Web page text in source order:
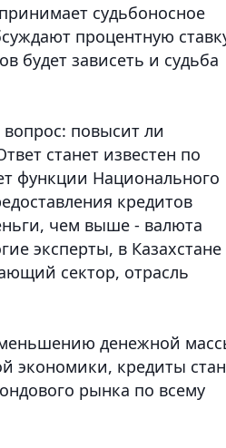
судьбоносное
процентную
будет зависеть и судьба
повысит ли
станет известен по
функции Национального
кредитов
чем выше - валюта
эксперты, в Казахстане
сектор, отрасль
денежной
экономики, кредиты
рынка по всему